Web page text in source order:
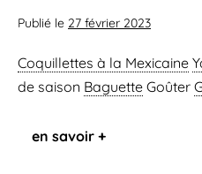
Publié le 27 février 2023
Coquillettes à la Mexicaine
de saison Baguette Goûter
en savoir +